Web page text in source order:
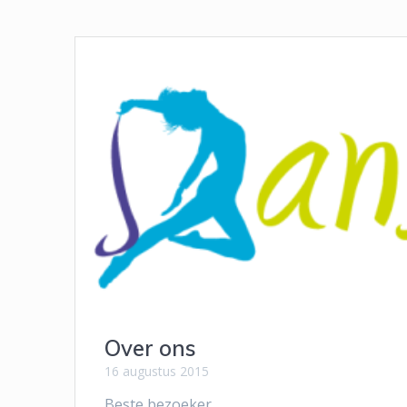
Over ons
16 augustus 2015